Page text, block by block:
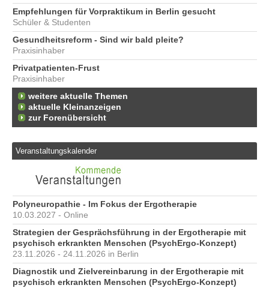
Empfehlungen für Vorpraktikum in Berlin gesucht
Schüler & Studenten
Gesundheitsreform - Sind wir bald pleite?
Praxisinhaber
Privatpatienten-Frust
Praxisinhaber
weitere aktuelle Themen
aktuelle Kleinanzeigen
zur Forenübersicht
Veranstaltungskalender
Polyneuropathie - Im Fokus der Ergotherapie
10.03.2027 - Online
Strategien der Gesprächsführung in der Ergotherapie mit
psychisch erkrankten Menschen (PsychErgo-Konzept)
23.11.2026 - 24.11.2026 in Berlin
Diagnostik und Zielvereinbarung in der Ergotherapie mit
psychisch erkrankten Menschen (PsychErgo-Konzept)